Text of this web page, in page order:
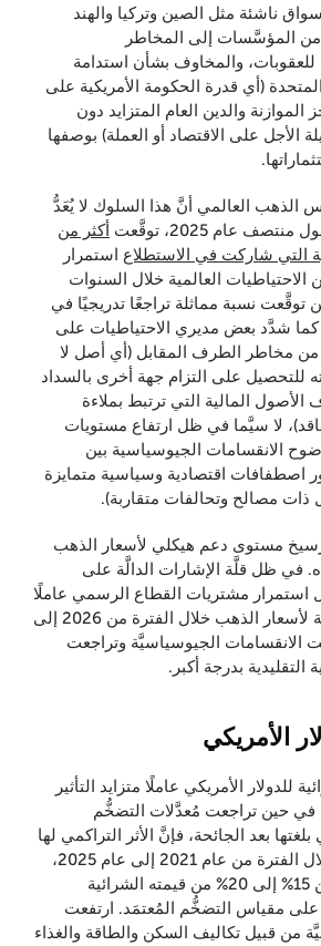
بقيادة أسواق ناشئة مثل الصين وتركيا والهند
من المؤسَّسات إلى المخاطر
والمخاوف بشأن استدامة
(أي قدرة الحكومة الأمريكية على
والدين العام المتزايد دون
على الاقتصاد أو العملة) بوصفها
العالمي أنَّ هذا السلوك لا يُعَدُّ
عام 2025، توقَّعت
أكثر من
استمرار
العالمية خلال السنوات
نسبة مماثلة تراجعًا تدريجيًا في
كما شدَّد بعض مديري الاحتياطيات على
من مخاطر الطرف المقابل (أي أصل لا
للتحصيل على التزام جهة أخرى بالسداد
الأصول المالية التي ترتبط بملاءة
لا سيَّما في ظل ارتفاع مستويات
وضوح الانقسامات الجيوسياسية بين
اصطفافات اقتصادية وسياسية متمايزة
مصالح وتحالفات متقاربة).
مستوى دعم هيكلي لأسعار الذهب
وما بعده. في ظل قلَّة الإشارات الدالَّة على
استمرار مشتريات القطاع الرسمي عاملًا
داعمًا للتوقّعات التحليلية لأسعار الذهب خلال الفترة من 2026 إلى
الانقسامات الجيوسياسيَّة وتراجعت
التقليدية بدرجة أكبر.
الأمريكي
الأمريكي عاملًا متزايد التأثير
حين تراجعت مُعدَّلات التضخُّم
بعد الجائحة، فإنَّ الأثر التراكمي لها
ظلّ كبيرًا وملحوظًا. وخلال الفترة من عام 2021 إلى عام 2025،
فقدَ الدولار ما يقارب من 15% إلى 20% من قيمته الشرائية
على مقياس التضخُّم المُعتمَد. ارتفعت
من قبيل تكاليف السكن والطاقة والغذاء